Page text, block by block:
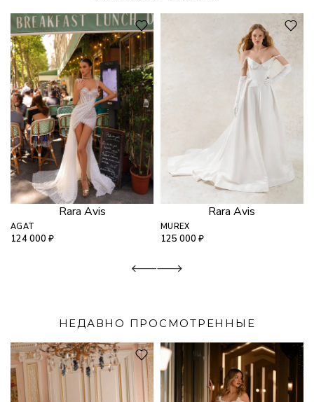
Rara Avis
AGAT
124 000₽
Rara Avis
MUREX
125 000 ₽
НЕДАВНО ПРОСМОТРЕННЫЕ